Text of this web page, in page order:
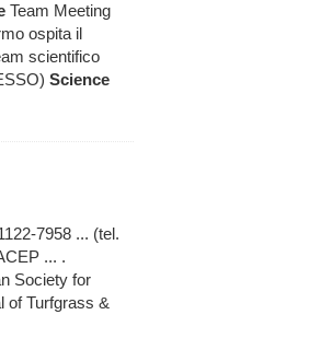
Team Meeting
ospita il
scientifico
Science
7958 ... (tel.
... .
Society for
of Turfgrass &